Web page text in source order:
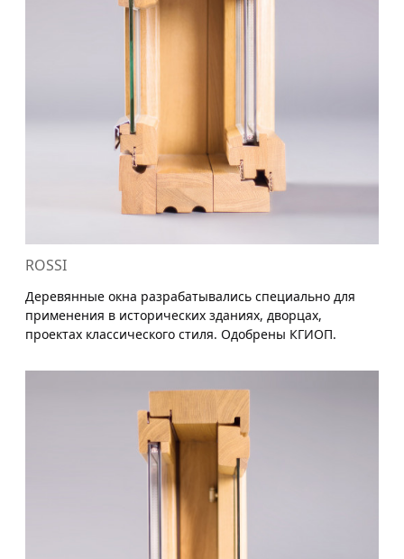
ROSSI
Деревянные окна разрабатывались специально для
применения в исторических зданиях, дворцах,
проектах классического стиля. Одобрены КГИОП.